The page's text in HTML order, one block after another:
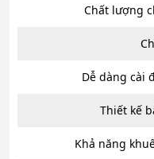
Chất lượng
Dễ dàng cài
Thiết kế
Khả năng